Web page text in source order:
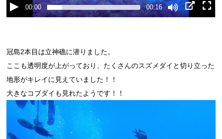
00:00 00:16
冠島2本目は立神礁に潜りました。
ここも透明度が上がっており、たくさんのスズメダイと切り立った
地形がキレイに見えていました！！
大きなコブダイも見れたようです！！